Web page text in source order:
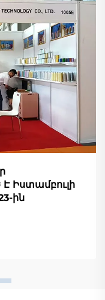
Է Իստամբուլի
ին